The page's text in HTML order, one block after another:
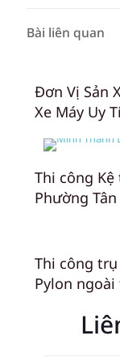
Bài liên quan
Đơn Vị Sản
Xe Máy Uy
Thi công Kệ
Phường
Thi công
Pylon